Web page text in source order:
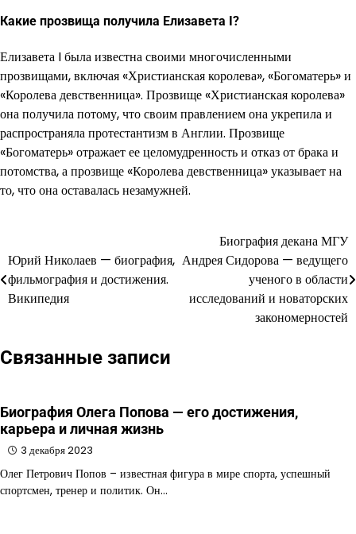
Какие прозвища получила Елизавета I?
Елизавета I была известна своими многочисленными
прозвищами, включая «Христианская королева», «Богоматерь» и
«Королева девственница». Прозвище «Христианская королева»
она получила потому, что своим правлением она укрепила и
распространяла протестантизм в Англии. Прозвище
«Богоматерь» отражает ее целомудренность и отказ от брака и
потомства, а прозвище «Королева девственница» указывает на
то, что она оставалась незамужней.
по
записям
Юрий Николаев — биография,
фильмография и достижения.
Википедия
Биография декана МГУ
Андрея Сидорова — ведущего
ученого в области
исследований и новаторских
закономерностей
Связанные записи
Биография Олега Попова — его достижения,
карьера и личная жизнь
3 декабря 2023
Олег Петрович Попов – известная фигура в мире спорта, успешный
спортсмен, тренер и политик. Он…